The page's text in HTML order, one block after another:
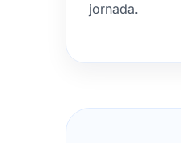
jornada.